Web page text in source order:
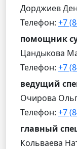
Дорджиев
Телефон: +7
помощник
Цандыкова
Телефон: +7
ведущий
Очирова
Телефон: +7
главный
Кольваева